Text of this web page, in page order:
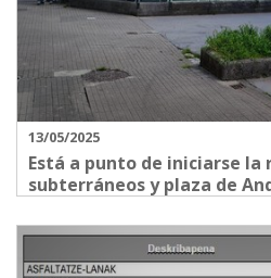
13/05/2025
Está a punto de iniciarse
subterráneos y plaza de